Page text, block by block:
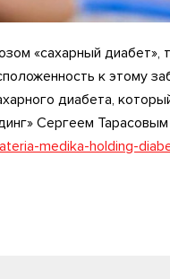
«сахарный диабет»,
к этому
диабета,
Сергеем
medika-holding-